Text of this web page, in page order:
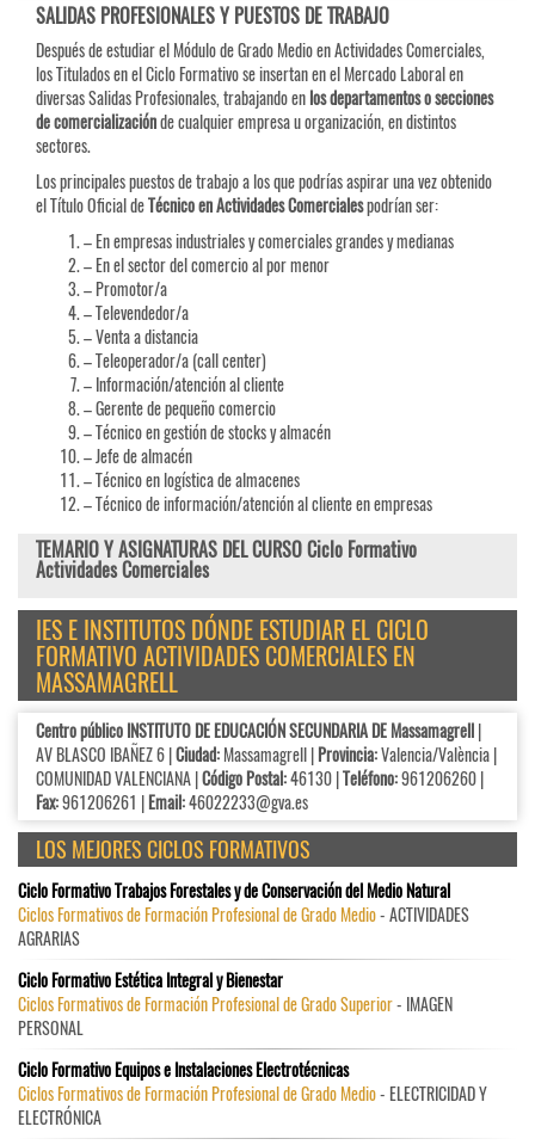
SALIDAS PROFESIONALES Y PUESTOS DE TRABAJO
Después de estudiar el Módulo de Grado Medio en Actividades Comerciales,
los Titulados en el Ciclo Formativo se insertan en el Mercado Laboral en
diversas Salidas Profesionales, trabajando enlos departamentos o secciones
de comercializaciónde cualquier empresa u organización, en distintos
sectores.
Los principales puestos de trabajo a los que podrías aspirar una vez obtenido
el Título Oficial deTécnico en Actividades Comercialespodrían ser:
– En empresas industriales y comerciales grandes y medianas
– En el sector del comercio al por menor
– Promotor/a
– Televendedor/a
– Venta a distancia
– Teleoperador/a (call center)
– Información/atención al cliente
– Gerente de pequeño comercio
– Técnico en gestión de stocks y almacén
– Jefe de almacén
– Técnico en logística de almacenes
– Técnico de información/atención al cliente en empresas
TEMARIO Y ASIGNATURAS DEL CURSO Ciclo Formativo
Actividades Comerciales
IES E INSTITUTOS DÓNDE ESTUDIAR EL CICLO
FORMATIVO ACTIVIDADES COMERCIALES EN
MASSAMAGRELL
Centro público INSTITUTO DE EDUCACIÓN SECUNDARIA DE Massamagrell|
AV BLASCO IBAÑEZ 6 |Ciudad:Massamagrell |Provincia:Valencia/València |
COMUNIDAD VALENCIANA |Código Postal:46130 |Teléfono:961206260 |
Fax:961206261 |Email:46022233@gva.es
LOS MEJORES CICLOS FORMATIVOS
Ciclo Formativo Trabajos Forestales y de Conservación del Medio Natural
Ciclos Formativos de Formación Profesional de Grado Medio- ACTIVIDADES
AGRARIAS
Ciclo Formativo Estética Integral y Bienestar
Ciclos Formativos de Formación Profesional de Grado Superior- IMAGEN
PERSONAL
Ciclo Formativo Equipos e Instalaciones Electrotécnicas
Ciclos Formativos de Formación Profesional de Grado Medio- ELECTRICIDAD Y
ELECTRÓNICA